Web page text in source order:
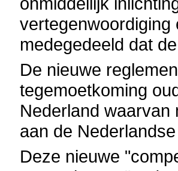
vertegenwoordiging
medegedeeld dat
De nieuwe
tegemoetkoming
Nederland
aan de
Deze nieuwe